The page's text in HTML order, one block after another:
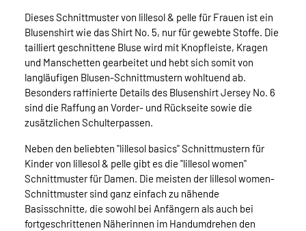
Dieses Schnittmuster von lillesol & pelle für Frauen ist ein
Blusenshirt wie das Shirt No. 5, nur für gewebte Stoffe. Die
tailliert geschnittene Bluse wird mit Knopfleiste, Kragen
und Manschetten gearbeitet und hebt sich somit von
langläufigen Blusen-Schnittmustern wohltuend ab.
Besonders raffinierte Details des Blusenshirt Jersey No. 6
sind die Raffung an Vorder- und Rückseite sowie die
zusätzlichen Schulterpassen.
Neben den beliebten "lillesol basics" Schnittmustern für
Kinder von lillesol & pelle gibt es die "lillesol women"
Schnittmuster für Damen. Die meisten der lillesol women-
Schnittmuster sind ganz einfach zu nähende
Basisschnitte, die sowohl bei Anfängern als auch bei
fortgeschrittenen Näherinnen im Handumdrehen den